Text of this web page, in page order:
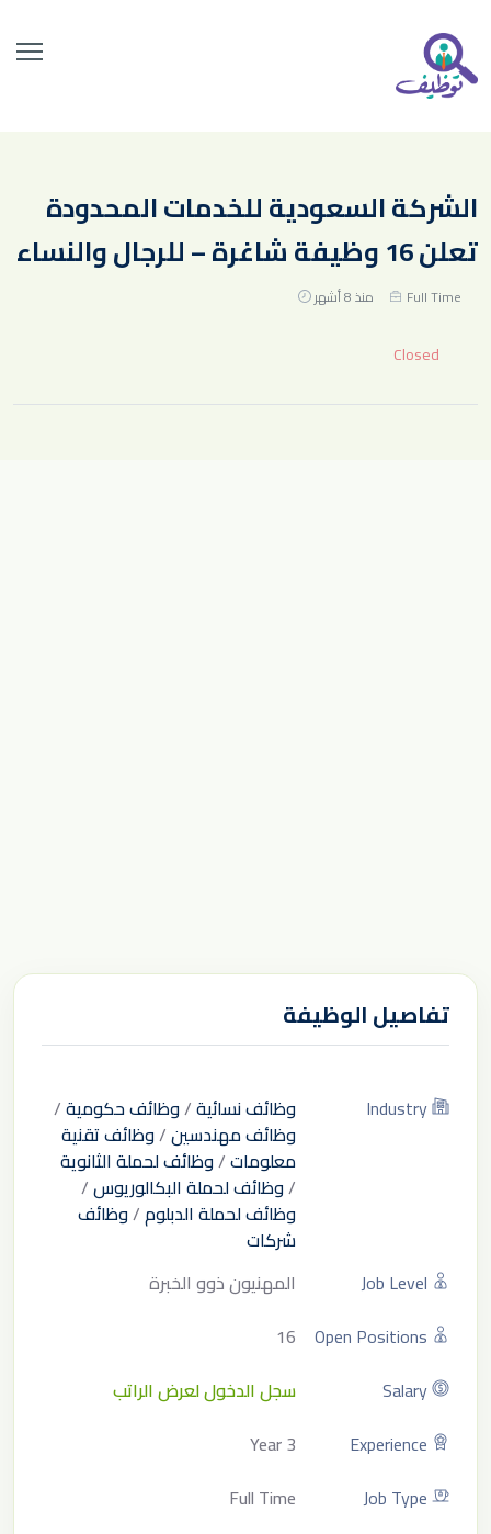
الشركة السعودية للخدمات المحدودة
تعلن 16 وظيفة شاغرة – للرجال والنساء
Full Time منذ 8 أشهر
Closed
تفاصيل الوظيفة
Industry وظائف نسائية/وظائف حكومية/
وظائف مهندسين/وظائف تقنية
معلومات/وظائف لحملة الثانوية
/وظائف لحملة البكالوريوس/
وظائف لحملة الدبلوم/وظائف
شركات
Job Level
المهنيون ذوو الخبرة
Open Positions
16
Salary
سجل الدخول لعرض الراتب
Experience
3 Year
Job Type
Full Time